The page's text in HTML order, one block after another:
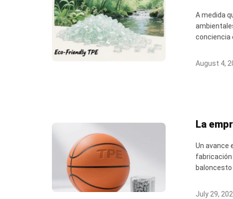
A medida
conciencia
August 4,
La
Un avance
baloncesto
July 29,